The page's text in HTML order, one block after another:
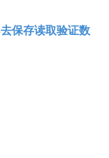
保存读取验证数